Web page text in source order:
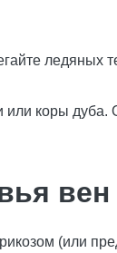
ледяных
или коры дуба.
вен
(или